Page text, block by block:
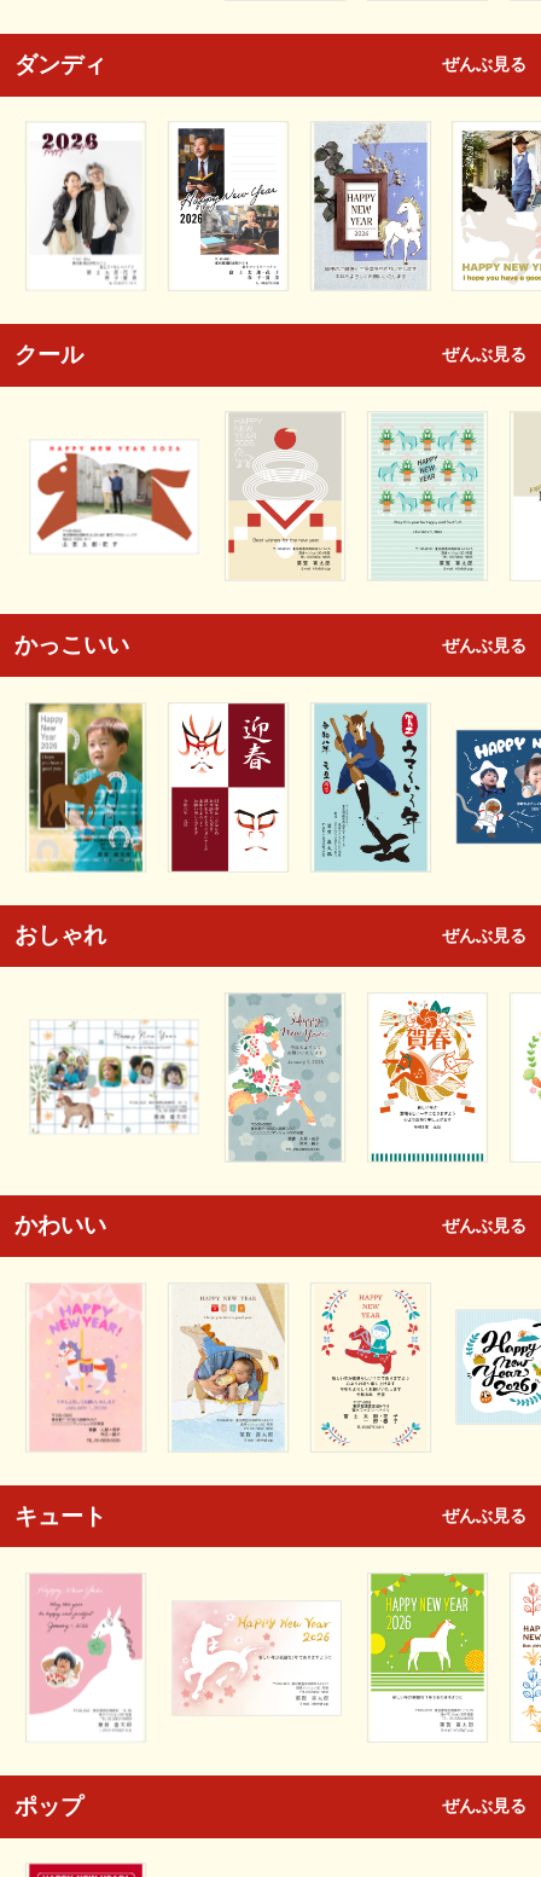
ダンディ ぜんぶ見る
クール ぜんぶ見る
かっこいい ぜんぶ見る
おしゃれ ぜんぶ見る
かわいい ぜんぶ見る
キュート ぜんぶ見る
ポップ ぜんぶ見る